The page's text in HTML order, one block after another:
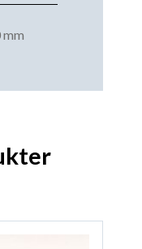
mm